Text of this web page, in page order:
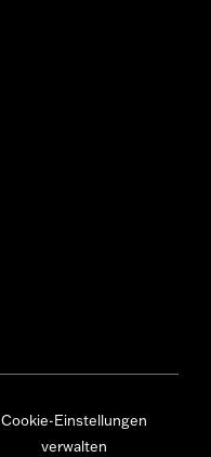
Cookie-Einstellungen
verwalten